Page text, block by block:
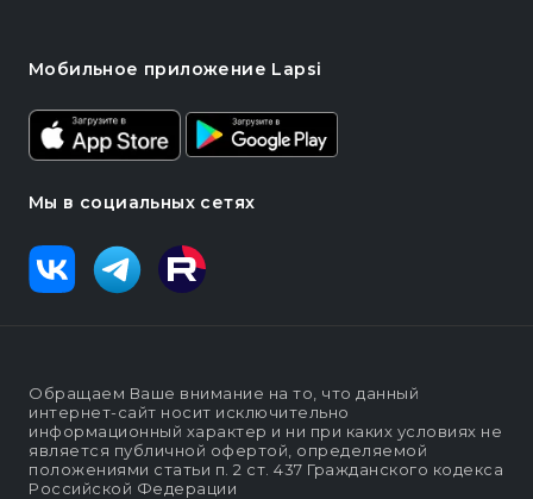
Мобильное приложение Lapsi
Мы в социальных сетях
Обращаем Ваше внимание на то, что данный
интернет-сайт носит исключительно
информационный характер и ни при каких условиях не
является публичной офертой, определяемой
положениями статьи п. 2 ст. 437 Гражданского кодекса
Российской Федерации